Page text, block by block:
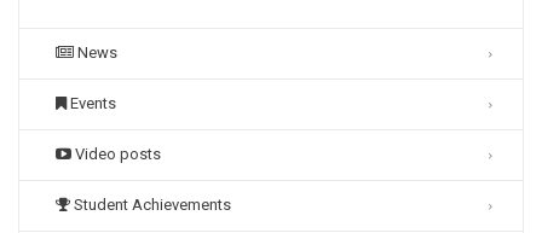
News
Events
Video posts
Student Achievements